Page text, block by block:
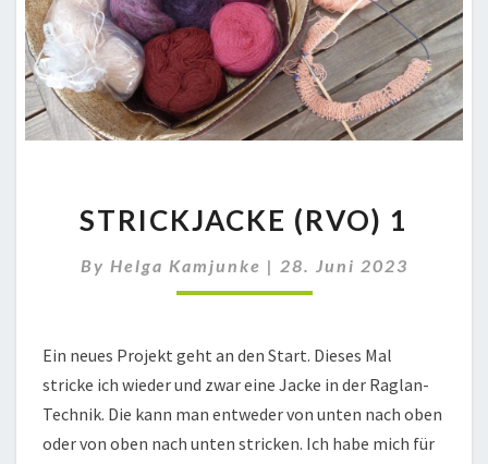
(RVO)
STRICKJACKE (RVO) 1
By Helga Kamjunke | 28. Juni 2023
Ein neues Projekt geht an den Start. Dieses Mal
stricke ich wieder und zwar eine Jacke in der Raglan-
Technik. Die kann man entweder von unten nach oben
oder von oben nach unten stricken. Ich habe mich für